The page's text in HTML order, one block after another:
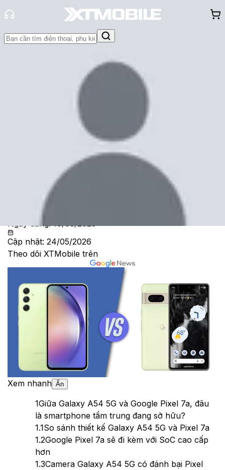
Hỏi đáp Thông báo
So sánh Galaxy A54 5G và Google
Pixel 7a: Model tầm trung nào hấp
dẫn hơn?
Cam Ngoan
Ngày đăng:16/03/2023
Cập nhật: 24/05/2026
Theo dõi XTMobile trên
Xem nhanh Ẩn
1Giữa Galaxy A54 5G và Google Pixel 7a, đâu
là smartphone tầm trung đang sở hữu?
1.1So sánh thiết kế Galaxy A54 5G và Pixel 7a
1.2Google Pixel 7a sẽ đi kèm với SoC cao cấp
hơn
1.3Camera Galaxy A54 5G có đánh bại Pixel